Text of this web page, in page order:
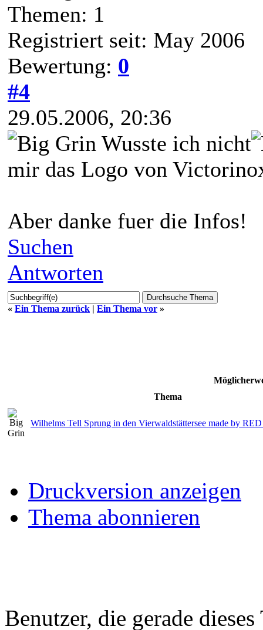
Themen: 1
Registriert seit: May 2006
Bewertung: 0
#4
29.05.2006, 20:36
Wusste ich nicht
mir das Logo von
Aber danke fuer die Infos!
Suchen
Antworten
« Ein Thema zurück | Ein Thema vor »
Thema
Wilhelms Tell Sprung in den Vierwaldstättersee made by
Druckversion anzeigen
Thema abonnieren
Benutzer, die gerade